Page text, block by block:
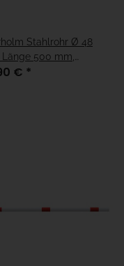
Stahlrohr Ø 48
500 mm,
rot€ *